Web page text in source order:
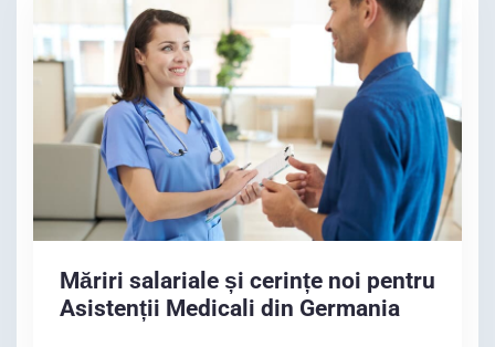
Măriri salariale și cerințe noi pentru
Asistenții Medicali din Germania